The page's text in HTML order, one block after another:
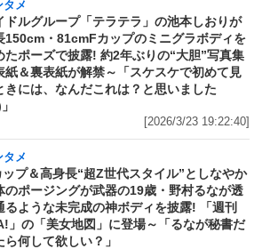
タメ
ドルグループ「テラテラ」の池本しおりが
150cm・81cmFカップのミニグラボディを
たポーズで披露! 約2年ぶりの“大胆”写真集
紙＆裏表紙が解禁～「スケスケで初めて見
きには、なんだこれは？と思いました
[2026/3/23 19:22:40]
タメ
プ＆高身長“超Z世代スタイル”としなやか
のポージングが武器の19歳・野村るなが透
るような未完成の神ボディを披露! 「週刊
」の「美女地図」に登場～「るなが秘書だ
ら何して欲しい？」